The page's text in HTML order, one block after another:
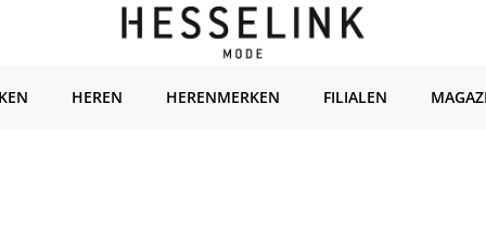
HEREN HERENMERKEN FILIALEN